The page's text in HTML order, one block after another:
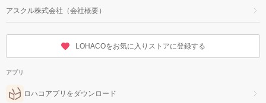
アスクル株式会社（会社概要）
LOHACOをお気に入りストアに登録する
アプリ
ロハコアプリをダウンロード